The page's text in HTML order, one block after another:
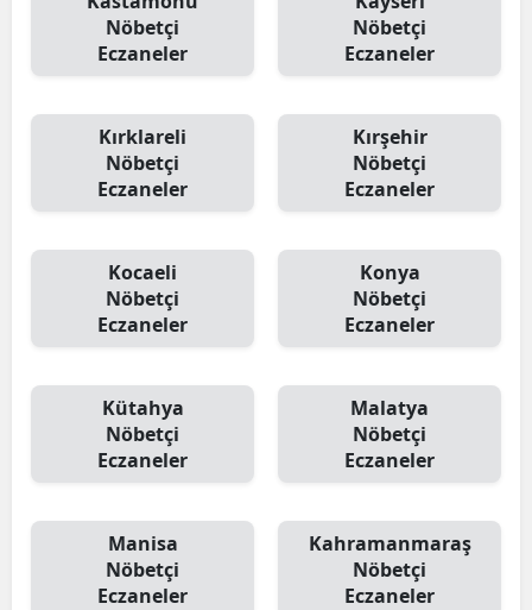
Nöbetçi
Eczaneler
Nöbetçi
Eczaneler
Kırklareli
Nöbetçi
Eczaneler
Kırşehir
Nöbetçi
Eczaneler
Kocaeli
Nöbetçi
Eczaneler
Konya
Nöbetçi
Eczaneler
Kütahya
Nöbetçi
Eczaneler
Malatya
Nöbetçi
Eczaneler
Manisa
Nöbetçi
Eczaneler
Kahramanmaraş
Nöbetçi
Eczaneler